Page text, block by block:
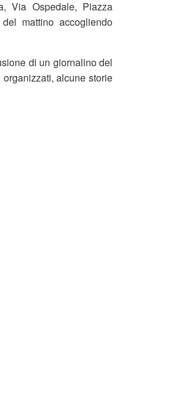
Via Ospedale, Piazza
mattino accogliendo
di un giornalino del
alcune storie